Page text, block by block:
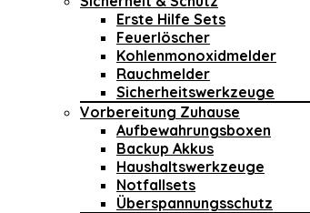
Erste Hilfe Sets
Feuerlöscher
Kohlenmonoxidmelder
Rauchmelder
Sicherheitswerkzeuge
Vorbereitung Zuhause
Aufbewahrungsboxen
Backup Akkus
Haushaltswerkzeuge
Notfallsets
Überspannungsschutz